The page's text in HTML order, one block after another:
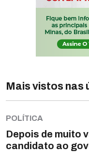
Mais vistos nas
POLÍTICA
Depois de muito
candidato ao